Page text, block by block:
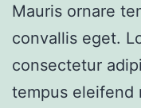
Mauris ornare
convallis eget.
consectetur
tempus eleifend